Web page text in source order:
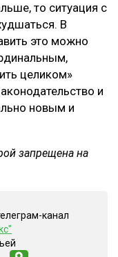
то ситуация с
В
это можно
целиком»
и
новым и
запрещена на
канал